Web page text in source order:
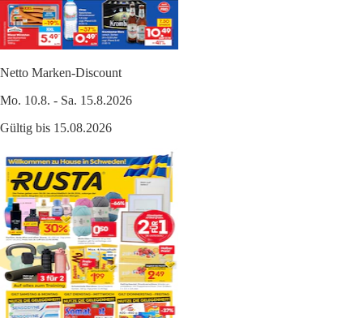
Netto Marken-Discount
Mo. 10.8. - Sa. 15.8.2026
Gültig bis 15.08.2026